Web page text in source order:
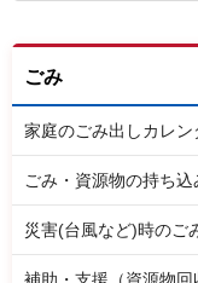
ごみ
家庭のごみ出しカレ
ごみ・資源物の持ち込
災害(台風など)時のご
補助・支援（資源物回